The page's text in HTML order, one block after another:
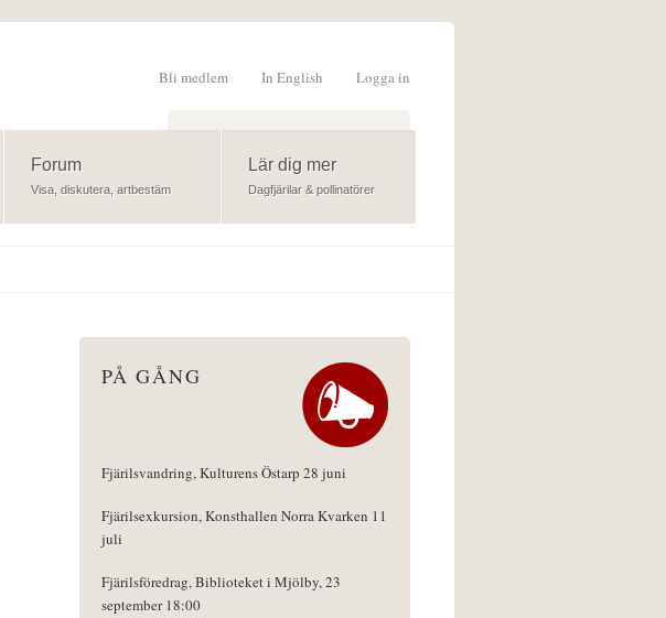
Logga in
In English
Bli medlem
Sökformulär
Forum
Visa, diskutera, artbestäm
Lär dig mer
Dagfjärilar & pollinatörer
PÅ GÅNG
Fjärilsvandring, Kulturens Östarp 28 juni
Fjärilsexkursion, Konsthallen Norra Kvarken 11
juli
Fjärilsföredrag, Biblioteket i Mjölby, 23
september 18:00